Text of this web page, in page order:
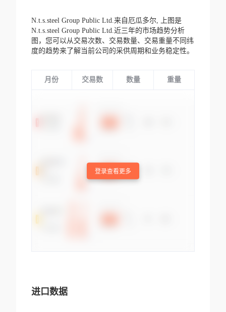
N.t.s.steel Group Public Ltd.来自厄瓜多尔,
上图是
N.t.s.steel Group Public Ltd.近三年的市场趋势分析
图，您可以从交易次数、交易数量、交易重量不同纬
度的趋势来了解当前公司的采供周期和业务稳定性。
月份 交易数 数量 重量
登录查看更多
进口数据